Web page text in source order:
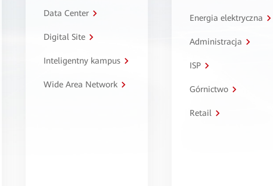
Data Center
Digital Site
Inteligentny kampus
Wide Area Network
Energia elektryczna
Administracja
ISP
Górnictwo
Retail